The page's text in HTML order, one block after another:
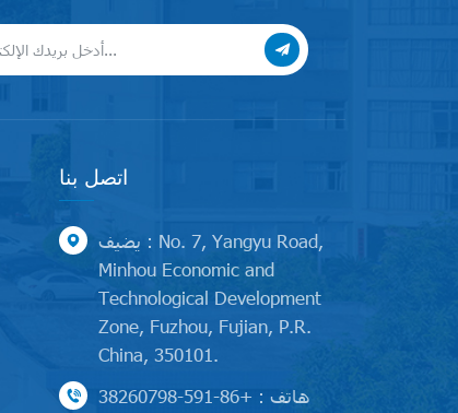
اتصل بنا
يضيف : No. 7, Yangyu Road,
Minhou Economic and
Technological Development
Zone, Fuzhou, Fujian, P.R.
China, 350101.
هاتف : +86-591-38260798